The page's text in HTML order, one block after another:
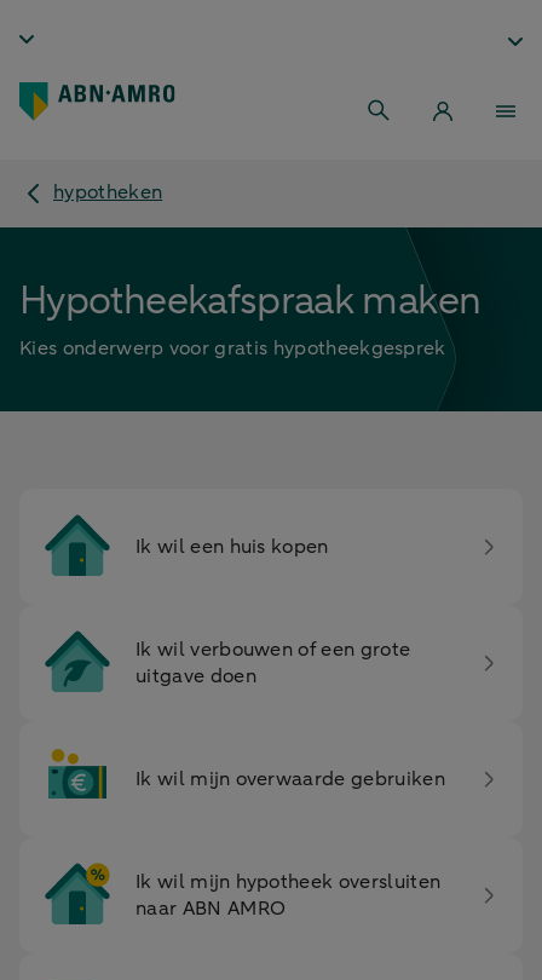
hypotheken
Hypotheekafspraak maken
Kies onderwerp voor gratis hypotheekgesprek
Ik wil een huis kopen
Ik wil verbouwen­ of een grote
uitgave­ doen
Ik wil mijn overwaarde gebruiken
Ik wil mijn hypotheek­ oversluiten
naar ABN AMRO